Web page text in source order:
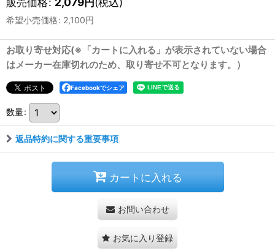
希望小売価格: 2,100円
お取り寄せ対応(※「カートに入れる」が表示されていない場合
はメーカー在庫切れのため、取り寄せ不可となります。）
Facebookでシェア
数量:
返品特約に関する重要事項
カートに入れる
お問い合わせ
お気に入り登録